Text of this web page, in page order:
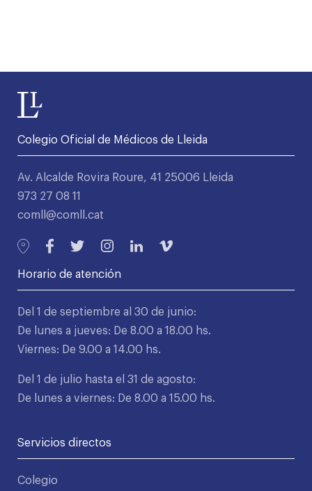
Colegio Oficial de Médicos de Lleida
Av. Alcalde Rovira Roure, 41 25006 Lleida
973 27 08 11
comll@comll.cat
Horario de atención
Del 1 de septiembre al 30 de junio:
De lunes a jueves: De 8.00 a 18.00 hs.
Viernes: De 9.00 a 14.00 hs.
Del 1 de julio hasta el 31 de agosto:
De lunes a viernes: De 8.00 a 15.00 hs.
Servicios directos
Colegio